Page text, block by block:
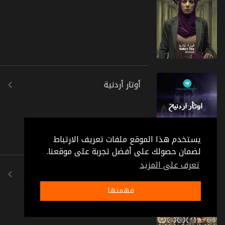
يستخدم هذا الموقع ملفات تعريف الارتباط
لضمان حصولك على أفضل تجربة على موقعنا.
تعرف على المزيد
فهمتها
أوتار أردنية
المنايح